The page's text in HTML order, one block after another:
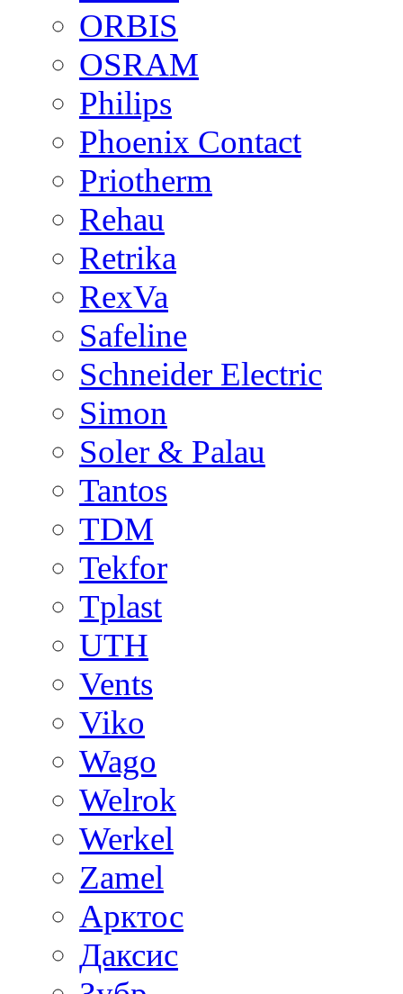
ORBIS
OSRAM
Philips
Phoenix Contact
Priotherm
Rehau
Retrika
RexVa
Safeline
Schneider Electric
Simon
Soler & Palau
Tantos
TDM
Tekfor
Tplast
UTH
Vents
Viko
Wago
Welrok
Werkel
Zamel
Арктос
Даксис